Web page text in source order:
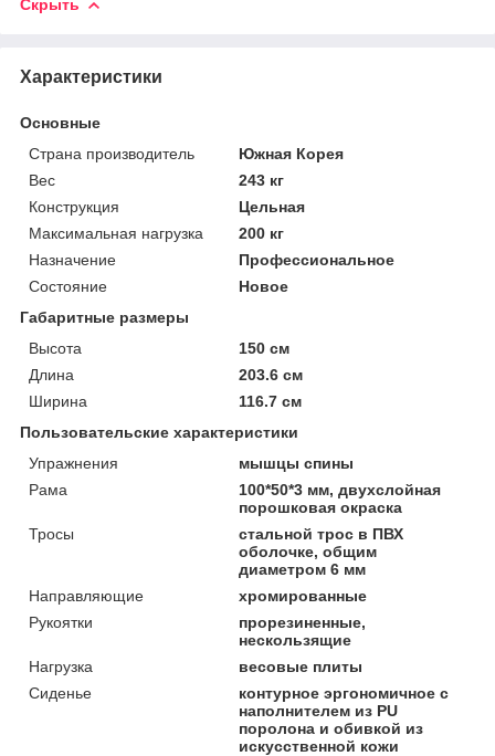
Скрыть
Характеристики
Основные
Страна производитель
Южная Корея
Вес
243 кг
Конструкция
Цельная
Максимальная нагрузка
200 кг
Назначение
Профессиональное
Состояние
Новое
Габаритные размеры
Высота
150 см
Длина
203.6 см
Ширина
116.7 см
Пользовательские характеристики
Упражнения
мышцы спины
Рама
100*50*3 мм, двухслойная
порошковая окраска
Тросы
стальной трос в ПВХ
оболочке, общим
диаметром 6 мм
Направляющие
хромированные
Рукоятки
прорезиненные,
нескользящие
Нагрузка
весовые плиты
Сиденье
контурное эргономичное с
наполнителем из PU
поролона и обивкой из
искусственной кожи